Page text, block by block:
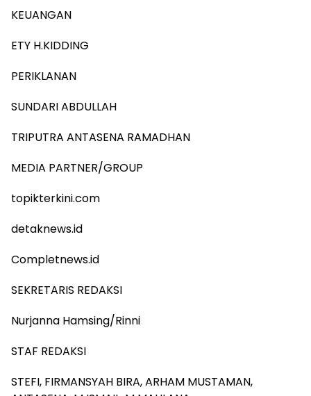
KEUANGAN
ETY H.KIDDING
PERIKLANAN
SUNDARI ABDULLAH
TRIPUTRA ANTASENA RAMADHAN
MEDIA PARTNER/GROUP
topikterkini.com
detaknews.id
Completnews.id
SEKRETARIS REDAKSI
Nurjanna Hamsing/Rinni
STAF REDAKSI
STEFI, FIRMANSYAH BIRA, ARHAM MUSTAMAN,